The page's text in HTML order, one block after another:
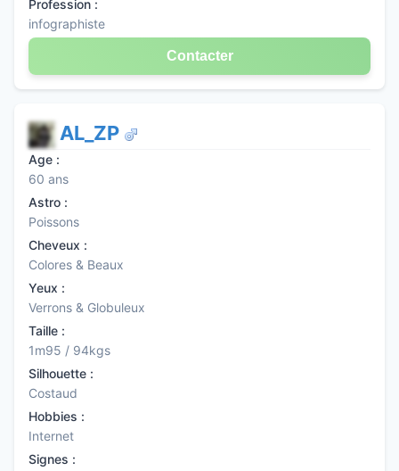
Profession :
infographiste
Contacter
AL_ZP
Age :
60 ans
Astro :
Poissons
Cheveux :
Colores & Beaux
Yeux :
Verrons & Globuleux
Taille :
1m95 / 94kgs
Silhouette :
Costaud
Hobbies :
Internet
Signes :